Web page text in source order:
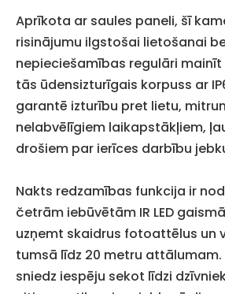
Aprīkota ar saules paneli, šī
risinājumu ilgstošai lietošanai
nepieciešamības regulāri
tās ūdensizturīgais korpuss ar
garantē izturību pret lietu,
nelabvēlīgiem laikapstākļiem,
drošiem par ierīces darbību
Nakts redzamības funkcija ir
četrām iebūvētām IR LED
uzņemt skaidrus fotoattēlus un
tumsā līdz 20 metru
sniedz iespēju sekot līdzi